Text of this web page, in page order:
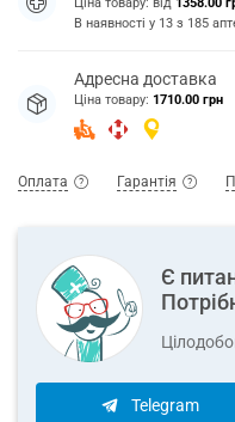
В наявності у 13 з 185
Адресна доставка
Ціна товару: 1710.00 грн
Оплата Гарантія
Є
Telegram